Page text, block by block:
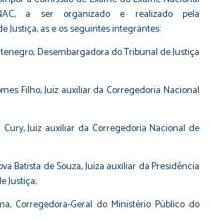
a ser organizado e realizado pela
Justiça, as e os seguintes integrantes:
Desembargadora do Tribunal de Justiça
Filho, Juiz auxiliar da Corregedoria Nacional
Juiz auxiliar da Corregedoria Nacional de
Batista de Souza, Juíza auxiliar da Presidência
Justiça;
Corregedora-Geral do Ministério Público do